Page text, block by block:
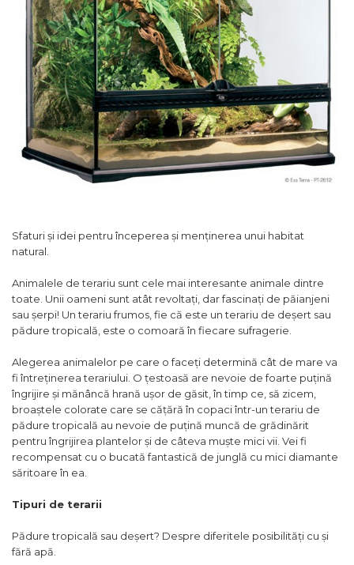
Lesa caine
Zgarzi si hamuri caini
Jucarii caini
Botnita caine
Pisici
Hrana uscata pentru pisici
Hrana umeda pentru pisici
Suplimente vitamino minerale pisici
Recompense pisici
Toaletare pisici
Antiparazitare pisici
Hrana pesti acvariu
Filtru extern acvariu
Filtru intern acvariu
Pompa apa acvariu
Lampa pentru acvariu
Neoane si LED-uri pentru acvarii
Incalzitoare
Substrat acvariu
Sisteme CO2
Racitoare
Tratamente pesti acvariu
Teste apa
caini
Masini de tuns caini
Accesorii masini tuns caini
Toaletare
Igiena caini
Antiparazitare caini
Accesorii diverse caini
Fertilizatori acvarii
Tratamente pesti acvariu
Teste apa
Furtune si conectori acvarii
Curatare acvarii
Conditioneri apa acvariu
Medii filtrante
Piese de schimb
Sfaturi și idei pentru începerea și menținerea unui habitat
natural.
Animalele de terariu sunt cele mai interesante animale dintre
toate. Unii oameni sunt atât revoltați, dar fascinați de păianjeni
sau șerpi! Un terariu frumos, fie că este un terariu de deșert sau
pădure tropicală, este o comoară în fiecare sufragerie.
Alegerea animalelor pe care o faceți determină cât de mare va
fi întreținerea terariului. O țestoasă are nevoie de foarte puțină
îngrijire și mănâncă hrană ușor de găsit, în timp ce, să zicem,
broaștele colorate care se cățără în copaci într-un terariu de
pădure tropicală au nevoie de puțină muncă de grădinărit
pentru îngrijirea plantelor și de câteva muște mici vii. Vei fi
recompensat cu o bucată fantastică de junglă cu mici diamante
săritoare în ea.
Tipuri de terarii
Pădure tropicală sau deșert? Despre diferitele posibilități cu și
fără apă.